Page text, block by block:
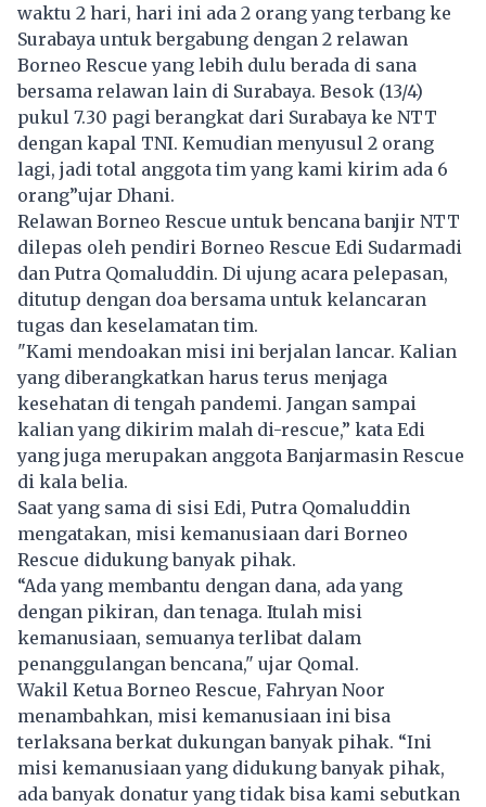
waktu 2 hari, hari ini ada 2 orang yang terbang ke
Surabaya untuk bergabung dengan 2 relawan
Borneo Rescue yang lebih dulu berada di sana
bersama relawan lain di Surabaya. Besok (13/4)
pukul 7.30 pagi berangkat dari Surabaya ke NTT
dengan kapal TNI. Kemudian menyusul 2 orang
lagi, jadi total anggota tim yang kami kirim ada 6
orang”ujar Dhani.
Relawan Borneo Rescue untuk bencana banjir NTT
dilepas oleh pendiri Borneo Rescue Edi Sudarmadi
dan Putra Qomaluddin. Di ujung acara pelepasan,
ditutup dengan doa bersama untuk kelancaran
tugas dan keselamatan tim.
"Kami mendoakan misi ini berjalan lancar. Kalian
yang diberangkatkan harus terus menjaga
kesehatan di tengah pandemi. Jangan sampai
kalian yang dikirim malah di-rescue,” kata Edi
yang juga merupakan anggota Banjarmasin Rescue
di kala belia.
Saat yang sama di sisi Edi, Putra Qomaluddin
mengatakan, misi kemanusiaan dari Borneo
Rescue didukung banyak pihak.
“Ada yang membantu dengan dana, ada yang
dengan pikiran, dan tenaga. Itulah misi
kemanusiaan, semuanya terlibat dalam
penanggulangan bencana," ujar Qomal.
Wakil Ketua Borneo Rescue, Fahryan Noor
menambahkan, misi kemanusiaan ini bisa
terlaksana berkat dukungan banyak pihak. “Ini
misi kemanusiaan yang didukung banyak pihak,
ada banyak donatur yang tidak bisa kami sebutkan